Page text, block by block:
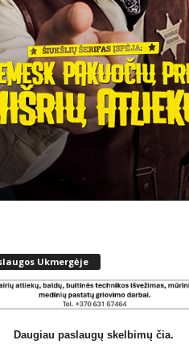
Ukmergėje
Daugiau paslaugų skelbimų čia.